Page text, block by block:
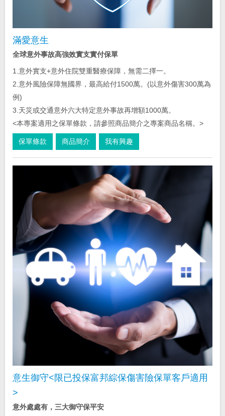
滿愛意生
全球意外事故高強效實支實付保單
1.意外實支+意外住院雙重醫療保障，無需二擇一。
2.意外風險保障無國界，最高給付1500萬。(以意外傷害300萬為
例)
3.天災或交通意外六大特定意外事故再增額1000萬。
<本專案適用之保單條款，請參照商品簡介之專案商品名稱。>
保單條款 商品簡介 我有興趣
意生御守<限已投保富邦綜保傷害險保單客戶適用
>
意外處處有，三大御守保平安